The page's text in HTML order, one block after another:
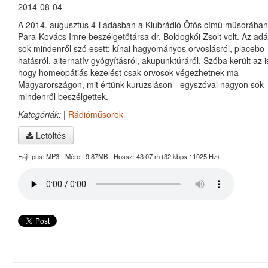
2014-08-04
A 2014. augusztus 4-i adásban a Klubrádió Ötös című műsorában
Para-Kovács Imre beszélgetőtársa dr. Boldogkői Zsolt volt. Az
sok mindenről szó esett: kínai hagyományos orvoslásról, placebo
hatásról, alternatív gyógyításról, akupunktúráról. Szóba került az
hogy homeopátiás kezelést csak orvosok végezhetnek ma
Magyarországon, mit értünk kuruzsláson - egyszóval nagyon sok
mindenről beszélgettek.
Kategóriák: | Rádióműsorok
Letöltés
Fájltípus: MP3 - Méret: 9.87MB - Hossz: 43:07 m (32 kbps 11025 Hz)